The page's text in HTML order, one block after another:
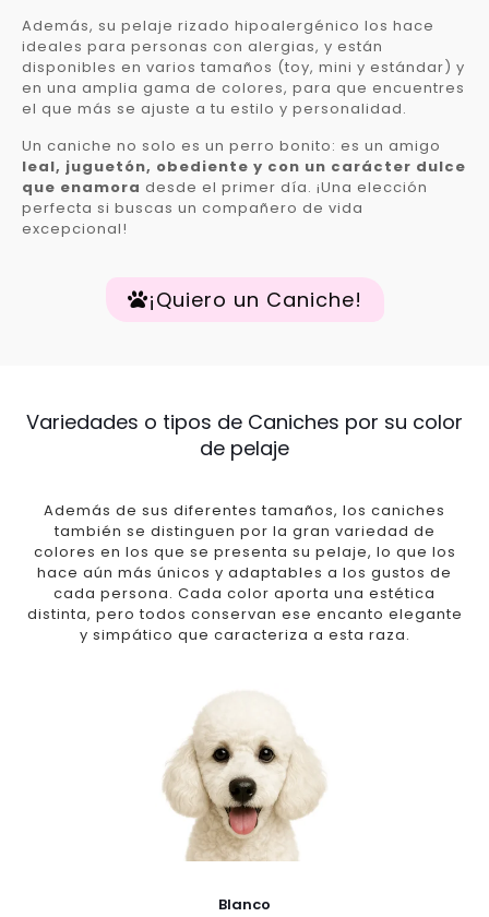
Además, su pelaje rizado hipoalergénico los hace
ideales para personas con alergias, y están
disponibles en varios tamaños (toy, mini y estándar) y
en una amplia gama de colores, para que encuentres
el que más se ajuste a tu estilo y personalidad.
Un caniche no solo es un perro bonito: es un amigo
leal, juguetón, obediente y con un carácter dulce
que enamora desde el primer día. ¡Una elección
perfecta si buscas un compañero de vida
excepcional!
¡Quiero un Caniche!
Variedades o tipos de Caniches por su color
de pelaje
Además de sus diferentes tamaños, los caniches
también se distinguen por la gran variedad de
colores en los que se presenta su pelaje, lo que los
hace aún más únicos y adaptables a los gustos de
cada persona. Cada color aporta una estética
distinta, pero todos conservan ese encanto elegante
y simpático que caracteriza a esta raza.
Blanco